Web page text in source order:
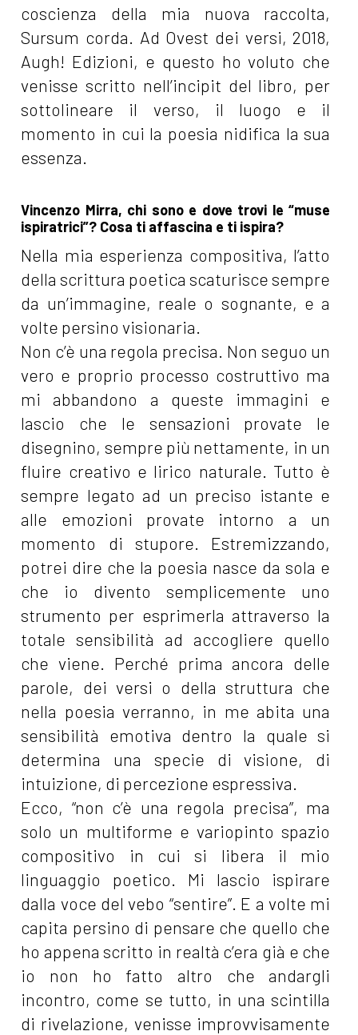
coscienza della mia nuova raccolta,
Sursum corda. Ad Ovest dei versi, 2018,
Augh! Edizioni, e questo ho voluto che
venisse scritto nell’incipit del libro, per
sottolineare il verso, il luogo e il
momento in cui la poesia nidifica la sua
essenza.
Vincenzo Mirra, chi sono e dove trovi le “muse
ispiratrici”? Cosa ti affascina e ti ispira?
Nella mia esperienza compositiva, l’atto
della scrittura poetica scaturisce sempre
da un’immagine, reale o sognante, e a
volte persino visionaria.
Non c’è una regola precisa. Non seguo un
vero e proprio processo costruttivo ma
mi abbandono a queste immagini e
lascio che le sensazioni provate le
disegnino, sempre più nettamente, in un
fluire creativo e lirico naturale. Tutto è
sempre legato ad un preciso istante e
alle emozioni provate intorno a un
momento di stupore. Estremizzando,
potrei dire che la poesia nasce da sola e
che io divento semplicemente uno
strumento per esprimerla attraverso la
totale sensibilità ad accogliere quello
che viene. Perché prima ancora delle
parole, dei versi o della struttura che
nella poesia verranno, in me abita una
sensibilità emotiva dentro la quale si
determina una specie di visione, di
intuizione, di percezione espressiva.
Ecco, “non c’è una regola precisa”, ma
solo un multiforme e variopinto spazio
compositivo in cui si libera il mio
linguaggio poetico. Mi lascio ispirare
dalla voce del vebo “sentire”. E a volte mi
capita persino di pensare che quello che
ho appena scritto in realtà c’era già e che
io non ho fatto altro che andargli
incontro, come se tutto, in una scintilla
di rivelazione, venisse improvvisamente